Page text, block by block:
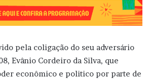
pela coligação do seu adversário
Evânio Cordeiro da Silva, que
econômico e politico por parte de